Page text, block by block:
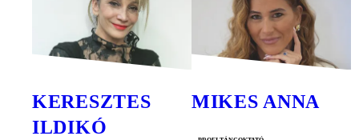
KERESZTES
ILDIKÓ
MIKES ANNA